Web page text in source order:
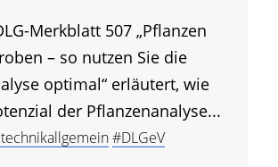
Merkblatt 507 „Pflanzen
– so nutzen Sie die
optimal“ erläutert, wie
der Pflanzenanalyse...
#DLGeV